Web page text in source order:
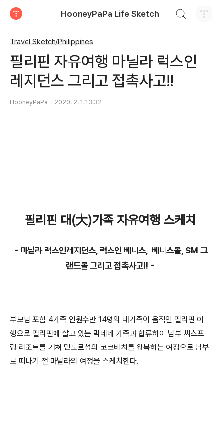
HooneyPaPa Life Sketch
Travel Sketch/Philippines
필리핀 자유여행 마닐라 럭스인
레지던스 그리고 접촉사고!!
HooneyPaPa 2020. 2. 1. 13:32
필리핀 대(大)가족 자유여행 스케치
- 마닐라 럭스인레지던스, 럭스인 베니스, 베니스몰, SM 그
랜드몰 그리고 접촉사고!! -
부모님 포함 4가족 인원수만 14명의 대가족이 움직인 필리핀 여
행으로 필리핀에 살고 있는 막네네 가족과 합류하여 남부 씨스프
링 리조트를 거쳐 민도르섬의 코코비치를 왕복하는 여정으로 남부
로 떠나기 전 마날라의 여정을 스케치한다.